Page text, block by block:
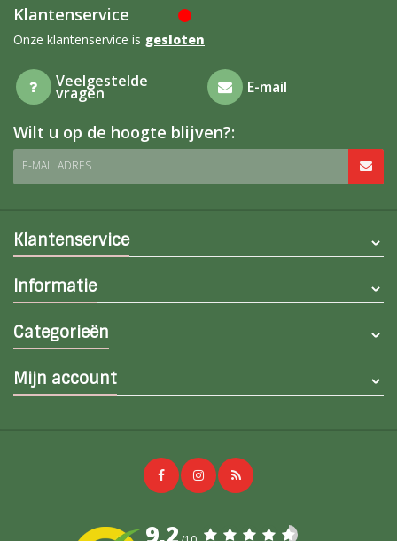
Klantenservice
Onze klantenservice is gesloten
Veelgestelde
vragen E-mail
Wilt u op de hoogte blijven?:
E-MAIL ADRES
Klantenservice
Informatie
Categorieën
Mijn account